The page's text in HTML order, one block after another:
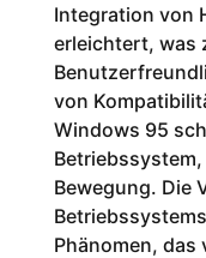
Integration von
erleichtert, was
von
Windows 95
Bewegung. Die
Phänomen,